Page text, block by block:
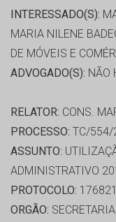
INTERESSADO(S):
MARIA NILENE
DE MÓVEIS E
ADVOGADO(S): NÃO
RELATOR: CONS.
PROCESSO: TC/554/
ASSUNTO:
ADMINISTRATIVO
PROTOCOLO:
ORGÃO: